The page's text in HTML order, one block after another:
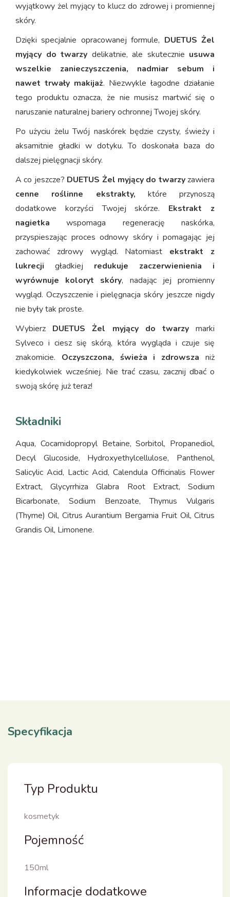
wyjątkowy żel myjący to klucz do zdrowej i promiennej
skóry.
Dzięki specjalnie opracowanej formule, DUETUS Żel
myjący do twarzy delikatnie, ale skutecznie usuwa
wszelkie zanieczyszczenia, nadmiar sebum i
nawet trwały makijaż. Niezwykle łagodne działanie
tego produktu oznacza, że nie musisz martwić się o
naruszanie naturalnej bariery ochronnej Twojej skóry.
Po użyciu żelu Twój naskórek będzie czysty, świeży i
aksamitnie gładki w dotyku. To doskonała baza do
dalszej pielęgnacji skóry.
A co jeszcze? DUETUS Żel myjący do twarzyzawiera
cenne roślinne ekstrakty, które przynoszą
dodatkowe korzyści Twojej skórze. Ekstrakt z
nagietka wspomaga regenerację naskórka,
przyspieszając proces odnowy skóry i pomagając jej
zachować zdrowy wygląd. Natomiast ekstrakt z
lukrecji gładkiej redukuje zaczerwienienia i
wyrównuje koloryt skóry, nadając jej promienny
wygląd. Oczyszczenie i pielęgnacja skóry jeszcze nigdy
nie były tak proste.
Wybierz DUETUS Żel myjący do twarzymarki
Sylveco i ciesz się skórą, która wygląda i czuje się
znakomicie. Oczyszczona, świeża i zdrowsza niż
kiedykolwiek wcześniej. Nie trać czasu, zacznij dbać o
swoją skórę już teraz!
Składniki
Aqua, Cocamidopropyl Betaine, Sorbitol, Propanediol,
Decyl Glucoside, Hydroxyethylcellulose, Panthenol,
Salicylic Acid, Lactic Acid, Calendula Officinalis Flower
Extract, Glycyrrhiza Glabra Root Extract, Sodium
Bicarbonate, Sodium Benzoate, Thymus Vulgaris
(Thyme) Oil, Citrus Aurantium Bergamia Fruit Oil, Citrus
Grandis Oil, Limonene.
Specyfikacja
Typ Produktu
kosmetyk
Pojemność
150ml
Informacje dodatkowe